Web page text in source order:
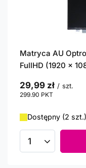
Matryca AU
FullHD (1920 x
29,99 zł / szt.
299.90 PKT
Dostępny (2 szt.)
Ilość produktów